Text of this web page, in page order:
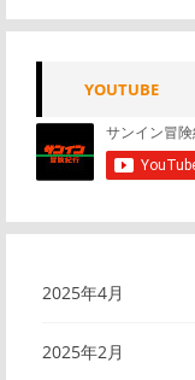
YOUTUBE
2025年4月
2025年2月